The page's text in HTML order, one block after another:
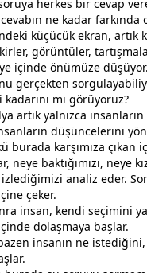
herkes bir cevap
ne kadar farkında
küçücük ekran, artık
görüntüler,
içinde önümüze
gerçekten
mı görüyoruz?
artık yalnızca
düşüncelerini
burada karşımıza
neye baktığımızı, neye
analiz eder.
çeker.
insan, kendi seçimini
dolaşmaya başlar.
insanın ne